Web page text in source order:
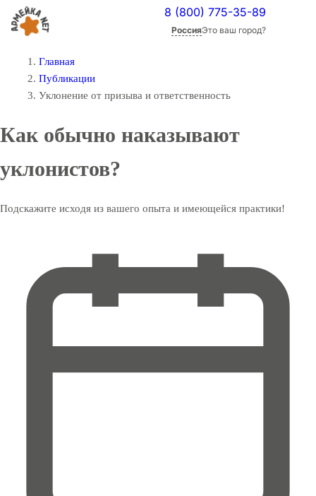
8 (800) 775-35-89
РоссияЭто ваш город?
Главная
Публикации
Уклонение от призыва и ответственность
Как обычно наказывают
уклонистов?
Подскажите исходя из вашего опыта и имеющейся практики!